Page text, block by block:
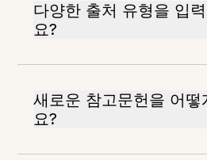
다양한 출처 유형을 입
요?
새로운 참고문헌을 어떻
요?